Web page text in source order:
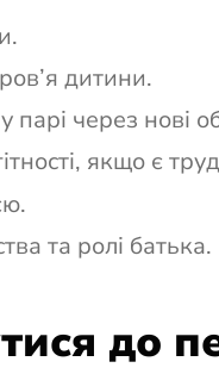
дитини.
через нові
якщо є
та ролі батька.
до